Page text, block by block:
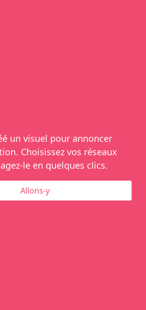
un visuel pour annoncer
Choisissez vos réseaux
le en quelques clics.
Allons-y